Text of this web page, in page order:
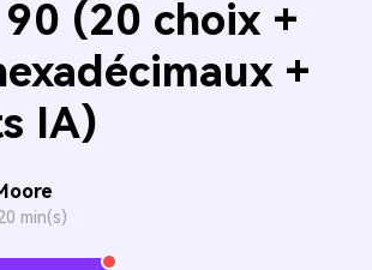
90 (20 choix +
+
IA)
min(s)